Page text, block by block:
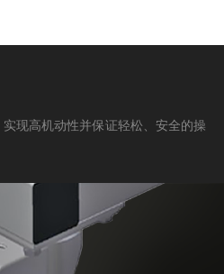
现高机动性并保证轻松、安全的操